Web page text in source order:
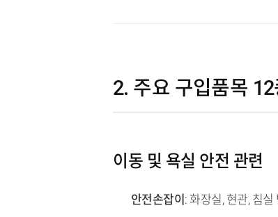
2. 주요 구입품목
이동 및 욕실 안전 관련
안전손잡이 : 화장실, 현관, 침